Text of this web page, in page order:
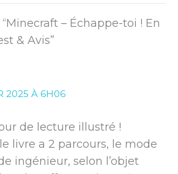
– Échappe-toi ! En
& Avis”
2025 À 6H06
de lecture illustré !
livre a 2 parcours, le mode
ingénieur, selon l’objet